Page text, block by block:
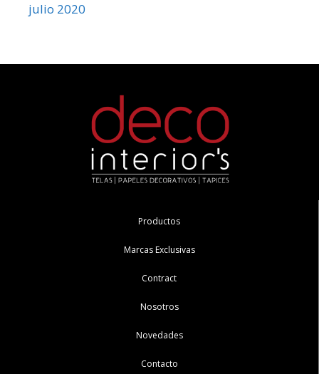
julio 2020
Productos
Marcas Exclusivas
Contract
Nosotros
Novedades
Contacto